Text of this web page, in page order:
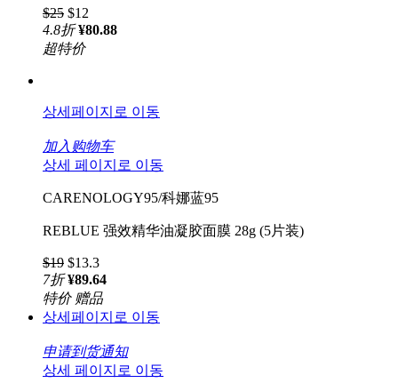
$25 $12
4.8折 ¥80.88
超特价
상세페이지로 이동
加入购物车
상세 페이지로 이동
CARENOLOGY95/科娜蓝95
REBLUE 强效精华油凝胶面膜 28g (5片装)
$19 $13.3
7折 ¥89.64
特价 赠品
상세페이지로 이동
申请到货通知
상세 페이지로 이동